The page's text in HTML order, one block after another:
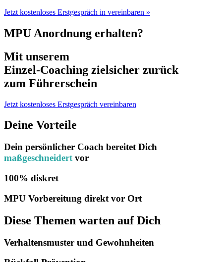
Jetzt kostenloses Erstgespräch in vereinbaren »
MPU Anordnung erhalten?
Mit unserem
Einzel-Coaching zielsicher zurück
zum Führerschein
Jetzt kostenloses Erstgespräch vereinbaren
Deine Vorteile
Dein persönlicher Coach bereitet Dich
maßgeschneidertvor
100% diskret
MPU Vorbereitung direkt vor Ort
Diese Themen warten auf Dich
Verhaltensmuster und Gewohnheiten